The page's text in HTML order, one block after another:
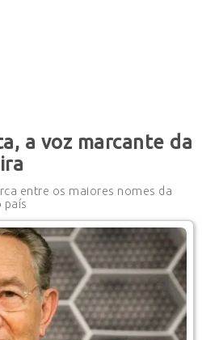
a voz marcante da
entre os maiores nomes da
país